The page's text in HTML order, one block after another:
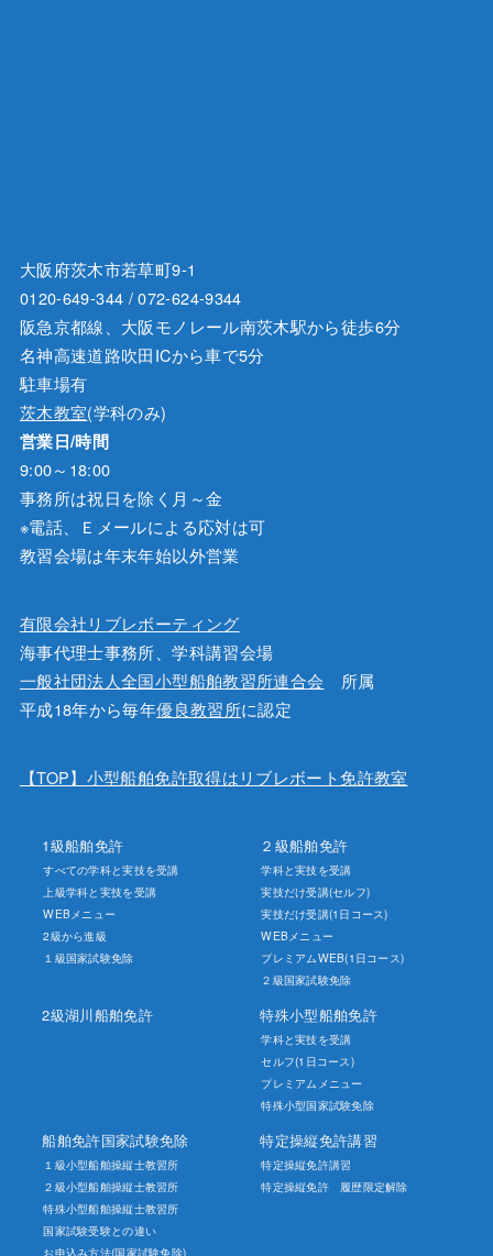
大阪府茨木市若草町9-1
0120-649-344 / 072-624-9344
阪急京都線、大阪モノレール南茨木駅から徒歩6分
名神高速道路吹田ICから車で5分
駐車場有
茨木教室(学科のみ)
営業日/時間
9:00～18:00
事務所は祝日を除く月～金
※電話、Ｅメールによる応対は可
教習会場は年末年始以外営業
有限会社リブレボーティング
海事代理士事務所、学科講習会場
一般社団法人全国小型船舶教習所連合会 所属
平成18年から毎年優良教習所に認定
【TOP】小型船舶免許取得はリブレボート免許教室
1級船舶免許
すべての学科と実技を受講
上級学科と実技を受講
WEBメニュー
2級から進級
１級国家試験免除
２級船舶免許
学科と実技を受講
実技だけ受講(セルフ)
実技だけ受講(1日コース)
WEBメニュー
プレミアムWEB(1日コース)
２級国家試験免除
2級湖川船舶免許 特殊小型船舶免許
学科と実技を受講
セルフ(1日コース)
プレミアムメニュー
特殊小型国家試験免除
船舶免許国家試験免除
１級小型船舶操縦士教習所
２級小型船舶操縦士教習所
特殊小型船舶操縦士教習所
国家試験受験との違い
お申込み方法(国家試験免除)
特定操縦免許講習
特定操縦免許講習
特定操縦免許 履歴限定解除